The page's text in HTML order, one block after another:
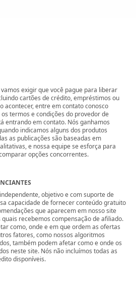
exigir que você pague para liberar
cartões de crédito, empréstimos ou
acontecer, entre em contato conosco
termos e condições do provedor de
entrando em contato. Nós ganhamos
indicamos alguns dos produtos
as publicações são baseadas em
e nossa equipe se esforça para
opções concorrentes.
objetivo e com suporte de
capacidade de fornecer conteúdo gratuito
que aparecem em nosso site
recebemos compensação de afiliado.
como, onde e em que ordem as ofertas
fatores, como nossos algoritmos
também podem afetar como e onde os
neste site. Nós não incluímos todas as
disponíveis.